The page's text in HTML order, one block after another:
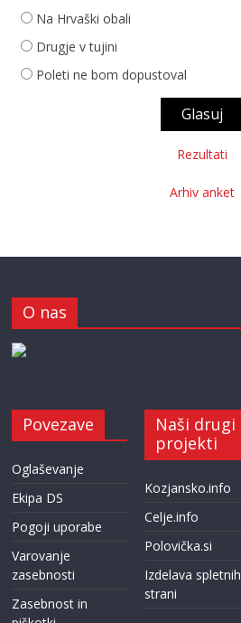
Na Hrvaški obali
Drugje v tujini
Poleti ne bom dopustoval
Rezultati
Arhiv anket
O nas
Povezave
Oglaševanje
Ekipa DS
Pogoji uporabe
Varovanje
zasebnosti
Zasebnost in
Naši drugi
projekti
Kozjansko.info
Celje.info
Polovička.si
Izdelava spletnih
strani